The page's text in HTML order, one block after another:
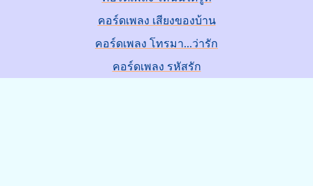
คอร์ดเพลง เสียงของบ้าน
คอร์ดเพลง โทรมา...ว่ารัก
คอร์ดเพลง รหัสรัก